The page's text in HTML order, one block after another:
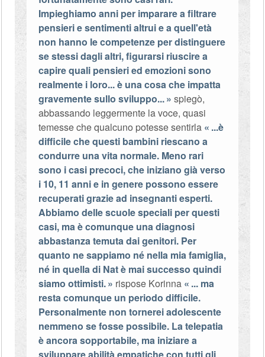
Impieghiamo anni per imparare a filtrare
pensieri e sentimenti altrui e a quell'età
non hanno le competenze per distinguere
se stessi dagli altri, figurarsi riuscire a
capire quali pensieri ed emozioni sono
realmente i loro... è una cosa che impatta
gravemente sullo sviluppo...
spiegò,
abbassando leggermente la voce, quasi
temesse che qualcuno potesse sentirla
...è
difficile che questi bambini riescano a
condurre una vita normale. Meno rari
sono i casi precoci, che iniziano già verso
i 10, 11 anni e in genere possono essere
recuperati grazie ad insegnanti esperti.
Abbiamo delle scuole speciali per questi
casi, ma è comunque una diagnosi
abbastanza temuta dai genitori. Per
quanto ne sappiamo né nella mia famiglia,
né in quella di Nat è mai successo quindi
siamo ottimisti.
rispose Korinna
... ma
resta comunque un periodo difficile.
Personalmente non tornerei adolescente
nemmeno se fosse possibile. La telepatia
è ancora sopportabile, ma iniziare a